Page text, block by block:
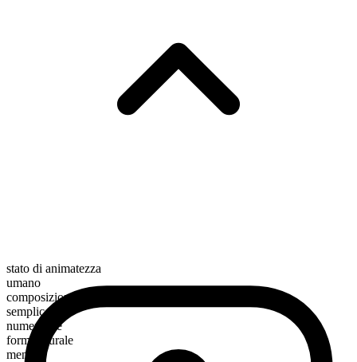
stato di animatezza
umano
composizione morfologica
semplice
numerabile
forma plurale
men